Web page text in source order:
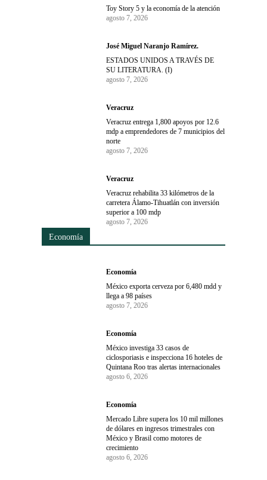
Toy Story 5 y la economía de la atención
agosto 7, 2026
José Miguel Naranjo Ramírez.
ESTADOS UNIDOS A TRAVÉS DE
SU LITERATURA. (I)
agosto 7, 2026
Veracruz
Veracruz entrega 1,800 apoyos por 12.6
mdp a emprendedores de 7 municipios del
norte
agosto 7, 2026
Veracruz
Veracruz rehabilita 33 kilómetros de la
carretera Álamo-Tihuatlán con inversión
superior a 100 mdp
agosto 7, 2026
Economía
Economía
México exporta cerveza por 6,480 mdd y
llega a 98 países
agosto 7, 2026
Economía
México investiga 33 casos de
ciclosporiasis e inspecciona 16 hoteles de
Quintana Roo tras alertas internacionales
agosto 6, 2026
Economía
Mercado Libre supera los 10 mil millones
de dólares en ingresos trimestrales con
México y Brasil como motores de
crecimiento
agosto 6, 2026